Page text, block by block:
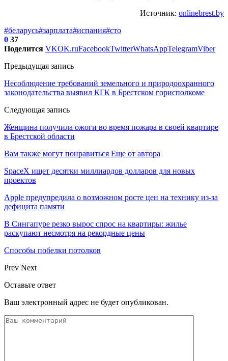
Источник: onlinebrest.by
#беларусь#зарплата#испания#сто
0 37
Поделится VKOK.ruFacebookTwitterWhatsAppTelegramViber
Предыдущая запись
Несоблюдение требований земельного и природоохранного
законодательства выявил КГК в Брестском горисполкоме
Следующая запись
Женщина получила ожоги во время пожара в своей квартире
в Брестской области
Вам также могут понравиться Еще от автора
SpaceX ищет десятки миллиардов долларов для новых
проектов
Apple предупредила о возможном росте цен на технику из-за
дефицита памяти
В Сингапуре резко вырос спрос на квартиры: жилье
раскупают несмотря на рекордные цены
Способы побелки потолков
Prev Next
Оставьте ответ
Ваш электронный адрес не будет опубликован.